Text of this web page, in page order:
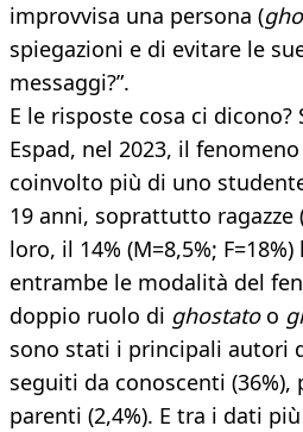
improvvisa una persona (
spiegazioni e di evitare le
messaggi?”.
E le risposte cosa ci
Espad, nel 2023, il
coinvolto più di uno
19 anni, soprattutto ragazze
loro, il 14% (M=8,5%;
entrambe le modalità del
doppio ruolo di ghostatoo
sono stati i principali autori
seguiti da conoscenti (36%),
parenti (2,4%). E tra i dati